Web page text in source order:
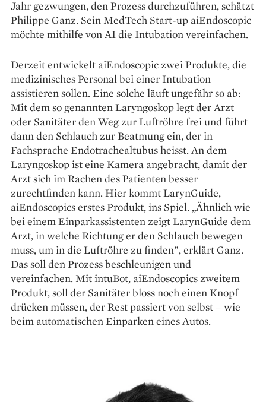
Jahr gezwungen, den Prozess durchzuführen, schätzt
Philippe Ganz. Sein MedTech Start-up aiEndoscopic
möchte mithilfe von AI die Intubation vereinfachen.
Derzeit entwickelt aiEndoscopic zwei Produkte, die
medizinisches Personal bei einer Intubation
assistieren sollen. Eine solche läuft ungefähr so ab:
Mit dem so genannten Laryngoskop legt der Arzt
oder Sanitäter den Weg zur Luftröhre frei und führt
dann den Schlauch zur Beatmung ein, der in
Fachsprache Endotrachealtubus heisst. An dem
Laryngoskop ist eine Kamera angebracht, damit der
Arzt sich im Rachen des Patienten besser
zurechtfinden kann. Hier kommt LarynGuide,
aiEndoscopics erstes Produkt, ins Spiel. „Ähnlich wie
bei einem Einparkassistenten zeigt LarynGuide dem
Arzt, in welche Richtung er den Schlauch bewegen
muss, um in die Luftröhre zu finden”, erklärt Ganz.
Das soll den Prozess beschleunigen und
vereinfachen. Mit intuBot, aiEndoscopics zweitem
Produkt, soll der Sanitäter bloss noch einen Knopf
drücken müssen, der Rest passiert von selbst – wie
beim automatischen Einparken eines Autos.